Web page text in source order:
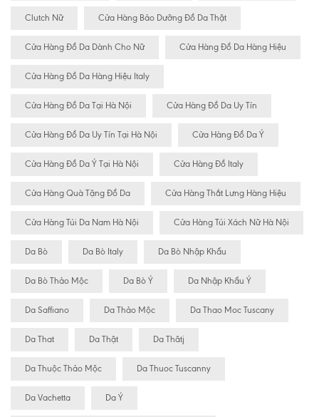
Clutch Nữ Cửa Hàng Bảo Dưỡng Đồ Da Thật
Cửa Hàng Đồ Da Dành Cho Nữ Cửa Hàng Đồ Da Hàng Hiệu
Cửa Hàng Đồ Da Hàng Hiệu Italy
Cửa Hàng Đồ Da Tại Hà Nội Cửa Hàng Đồ Da Uy Tín
Cửa Hàng Đồ Da Uy Tín Tại Hà Nội Cửa Hàng Đồ Da Ý
Cửa Hàng Đồ Da Ý Tại Hà Nội Cửa Hàng Đồ Italy
Cửa Hàng Quà Tặng Đồ Da Cửa Hàng Thắt Lưng Hàng Hiệu
Cửa Hàng Túi Da Nam Hà Nội Cửa Hàng Túi Xách Nữ Hà Nội
Da Bò Da Bò Italy Da Bò Nhập Khẩu
Da Bò Thảo Mộc Da Bò Ý Da Nhập Khẩu Ý
Da Saffiano Da Thảo Mộc Da Thao Moc Tuscany
Da That Da Thật Da Thâtj
Da Thuộc Thảo Mộc Da Thuoc Tuscanny
Da Vachetta Da Ý